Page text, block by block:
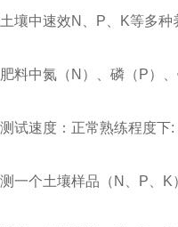
土壤中速效N、P、K等多
肥料中氮（N）、磷（P）
测试速度：正常熟练程度下:
测一个土壤样品（N、P、